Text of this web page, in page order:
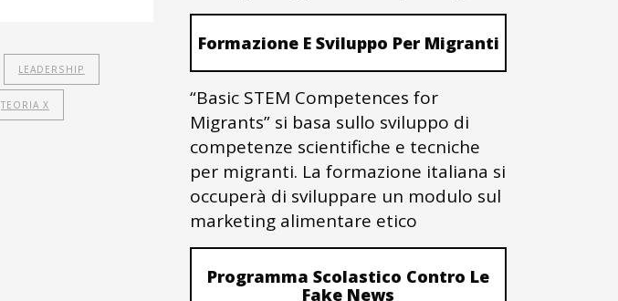
LEADERSHIP
TEORIA X
Formazione E Sviluppo Per Migranti
“Basic STEM Competences for
Migrants” si basa sullo sviluppo di
competenze scientifiche e tecniche
per migranti. La formazione italiana si
occuperà di sviluppare un modulo sul
marketing alimentare etico
Programma Scolastico Contro Le
Fake News